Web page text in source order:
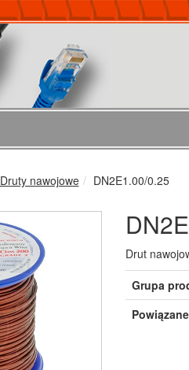
Druty nawojowe DN2E1.00/0.25
Drut
Grupa